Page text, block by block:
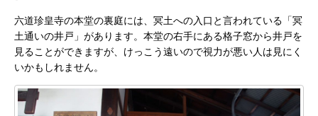
六道珍皇寺の本堂の裏庭には、冥土への入口と言われている「冥
土通いの井戸」があります。本堂の右手にある格子窓から井戸を
見ることができますが、けっこう遠いので視力が悪い人は見にく
いかもしれません。